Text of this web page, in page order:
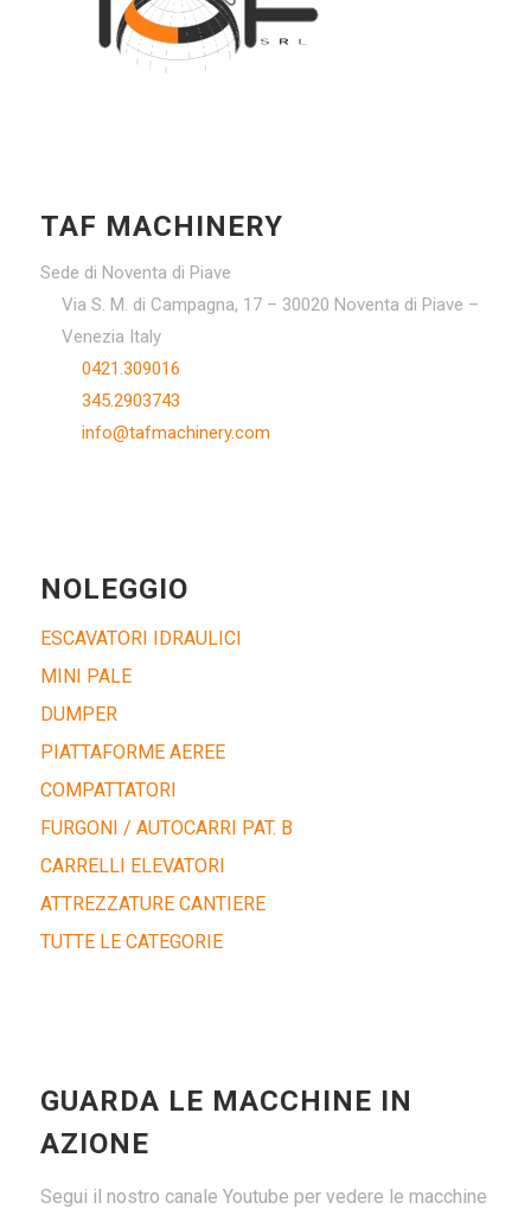
TAF MACHINERY
Sede di Noventa di Piave
Via S. M. di Campagna, 17 – 30020 Noventa di Piave –
Venezia Italy
0421.309016
345.2903743
info@tafmachinery.com
NOLEGGIO
ESCAVATORI IDRAULICI
MINI PALE
DUMPER
PIATTAFORME AEREE
COMPATTATORI
FURGONI / AUTOCARRI PAT. B
CARRELLI ELEVATORI
ATTREZZATURE CANTIERE
TUTTE LE CATEGORIE
GUARDA LE MACCHINE IN
AZIONE
Segui il nostro canale Youtube per vedere le macchine